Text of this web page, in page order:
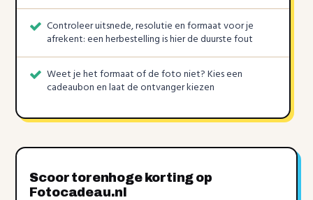
Controleer uitsnede, resolutie en formaat voor je
afrekent: een herbestelling is hier de duurste fout
Weet je het formaat of de foto niet? Kies een
cadeaubon en laat de ontvanger kiezen
Scoor torenhoge korting op
Fotocadeau.nl